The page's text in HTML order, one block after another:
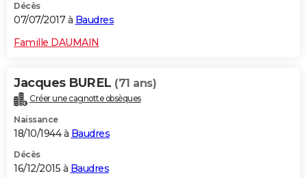
Décès
07/07/2017 à Baudres
Famille DAUMAIN
Jacques BUREL (71 ans)
Créer une cagnotte obsèques
Naissance
18/10/1944 à Baudres
Décès
16/12/2015 à Baudres